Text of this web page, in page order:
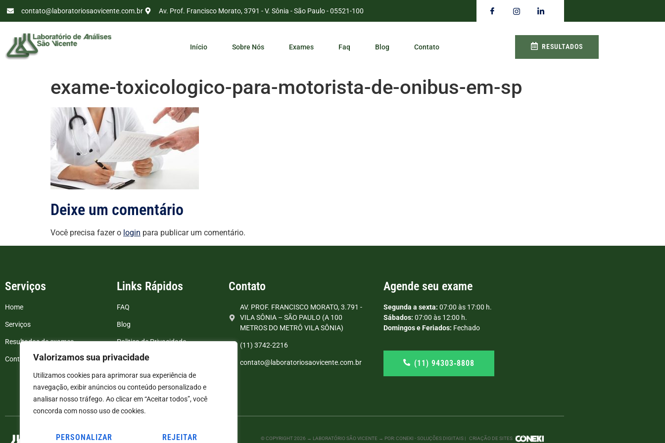
Valorizamos sua privacidade
Utilizamos cookies para aprimorar sua experiência de
navegação, exibir anúncios ou conteúdo personalizado e
analisar nosso tráfego. Ao clicar em “Aceitar todos”, você
concorda com nosso uso de cookies.
PERSONALIZAR REJEITAR
contato@laboratoriosaovicente.com.br Av. Prof. Francisco Morato, 3791 - V. Sônia - São Paulo - 05521-100
Início Sobre Nós Exames Faq Blog Contato RESULTADOS
exame-toxicologico-para-motorista-de-onibus-em-sp
Deixe um comentário
Você precisa fazer o login para publicar um comentário.
Serviços
Home
Serviços
Resultados de exames
Contato
Links Rápidos
FAQ
Blog
Politica de Privacidade
Termos e Condições
Contato
AV. PROF. FRANCISCO MORATO, 3.791 -
VILA SÔNIA – SÃO PAULO (A 100
METROS DO METRÔ VILA SÔNIA)
(11) 3742-2216
contato@laboratoriosaovicente.com.br
Agende seu exame
Segunda a sexta: 07:00 às 17:00 h.
Sábados: 07:00 às 12:00 h.
Domingos e Feriados: Fechado
(11) 94303‑8808
© COPYRIGHT2026 → LABORATÓRIO SÃO VICENTE → POR: CONEKI - SOLUÇÕES DIGITAIS | CRIAÇÃO DE SITES